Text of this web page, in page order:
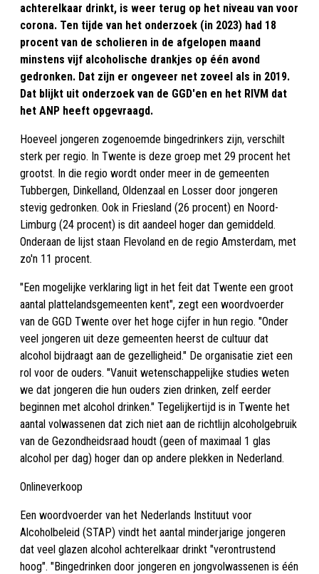
achterelkaar drinkt, is weer terug op het niveau van voor
corona. Ten tijde van het onderzoek (in 2023) had 18
procent van de scholieren in de afgelopen maand
minstens vijf alcoholische drankjes op één avond
gedronken. Dat zijn er ongeveer net zoveel als in 2019.
Dat blijkt uit onderzoek van de GGD'en en het RIVM dat
het ANP heeft opgevraagd.
Hoeveel jongeren zogenoemde bingedrinkers zijn, verschilt
sterk per regio. In Twente is deze groep met 29 procent het
grootst. In die regio wordt onder meer in de gemeenten
Tubbergen, Dinkelland, Oldenzaal en Losser door jongeren
stevig gedronken. Ook in Friesland (26 procent) en Noord-
Limburg (24 procent) is dit aandeel hoger dan gemiddeld.
Onderaan de lijst staan Flevoland en de regio Amsterdam, met
zo'n 11 procent.
"Een mogelijke verklaring ligt in het feit dat Twente een groot
aantal plattelandsgemeenten kent", zegt een woordvoerder
van de GGD Twente over het hoge cijfer in hun regio. "Onder
veel jongeren uit deze gemeenten heerst de cultuur dat
alcohol bijdraagt aan de gezelligheid." De organisatie ziet een
rol voor de ouders. "Vanuit wetenschappelijke studies weten
we dat jongeren die hun ouders zien drinken, zelf eerder
beginnen met alcohol drinken." Tegelijkertijd is in Twente het
aantal volwassenen dat zich niet aan de richtlijn alcoholgebruik
van de Gezondheidsraad houdt (geen of maximaal 1 glas
alcohol per dag) hoger dan op andere plekken in Nederland.
Onlineverkoop
Een woordvoerder van het Nederlands Instituut voor
Alcoholbeleid (STAP) vindt het aantal minderjarige jongeren
dat veel glazen alcohol achterelkaar drinkt "verontrustend
hoog". "Bingedrinken door jongeren en jongvolwassenen is één